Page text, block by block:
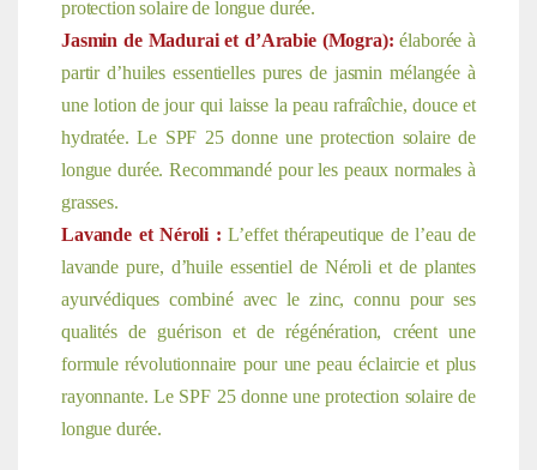
protection solaire de longue durée.
Jasmin de Madurai et d’Arabie (Mogra): élaborée à
partir d’huiles essentielles pures de jasmin mélangée à
une lotion de jour qui laisse la peau rafraîchie, douce et
hydratée. Le SPF 25 donne une protection solaire de
longue durée. Recommandé pour les peaux normales à
grasses.
Lavande et Néroli : L’effet thérapeutique de l’eau de
lavande pure, d’huile essentiel de Néroli et de plantes
ayurvédiques combiné avec le zinc, connu pour ses
qualités de guérison et de régénération, créent une
formule révolutionnaire pour une peau éclaircie et plus
rayonnante. Le SPF 25 donne une protection solaire de
longue durée.